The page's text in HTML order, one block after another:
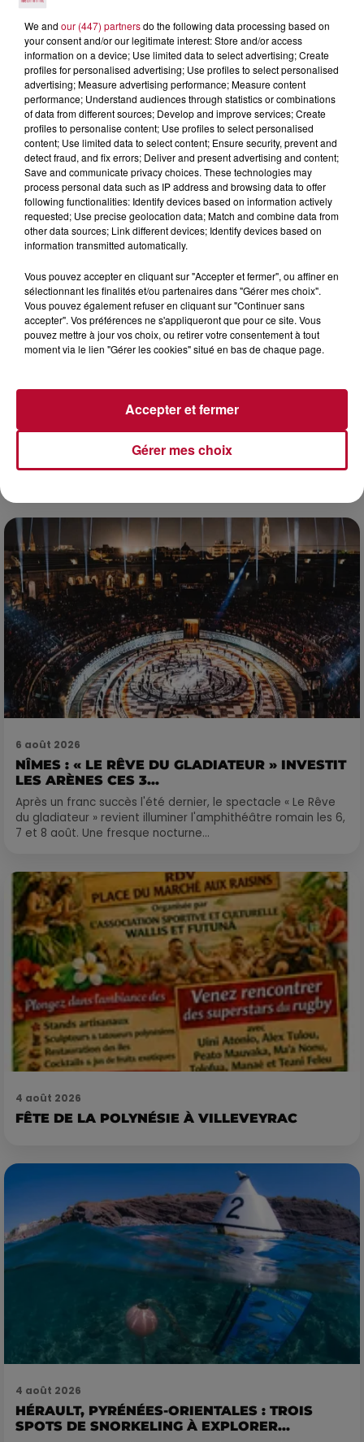
7 août 2026
NOS IDÉES DE SORTIE POUR CE WEEK-END
Comme tous les vendredis, voici une petite sélection des
rendez-vous à ne pas manquer dans le coin. Que vous ayez
envie de voyager à l'autre bout du monde,...
DINER CONCERT À LA MJC DE MARSEILLAN
6 août 2026
NÎMES : « LE RÊVE DU GLADIATEUR » INVESTIT
LES ARÈNES CES 3...
Après un franc succès l'été dernier, le spectacle « Le Rêve
du gladiateur » revient illuminer l'amphithéâtre romain les 6,
7 et 8 août. Une fresque nocturne...
4 août 2026
FÊTE DE LA POLYNÉSIE À VILLEVEYRAC
4 août 2026
HÉRAULT, PYRÉNÉES-ORIENTALES : TROIS
SPOTS DE SNORKELING À EXPLORER...
We and our (447) partnersdo the following data processing based on
your consent and/or our legitimate interest: Store and/or access
information on a device; Use limited data to select advertising; Create
profiles for personalised advertising; Use profiles to select personalised
advertising; Measure advertising performance; Measure content
performance; Understand audiences through statistics or combinations
of data from different sources; Develop and improve services; Create
profiles to personalise content; Use profiles to select personalised
content; Use limited data to select content; Ensure security, prevent and
detect fraud, and fix errors; Deliver and present advertising and content;
Save and communicate privacy choices. These technologies may
process personal data such as IP address and browsing data to offer
following functionalities: Identify devices based on information actively
requested; Use precise geolocation data; Match and combine data from
other data sources; Link different devices; Identify devices based on
information transmitted automatically.
Vous pouvez accepter en cliquant sur "Accepter et fermer", ou affiner en
sélectionnant les finalités et/ou partenaires dans "Gérer mes choix".
Vous pouvez également refuser en cliquant sur "Continuer sans
accepter". Vos préférences ne s'appliqueront que pour ce site. Vous
pouvez mettre à jour vos choix, ou retirer votre consentement à tout
moment via le lien "Gérer les cookies" situé en bas de chaque page.
Gérer mes choix
Accepter et fermer